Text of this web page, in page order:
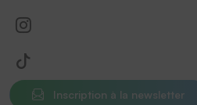
Inscription à la newsletter